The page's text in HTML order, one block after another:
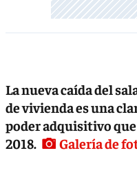
La nueva caída del
de vivienda es una
poder adquisitivo
2018.
Galería de